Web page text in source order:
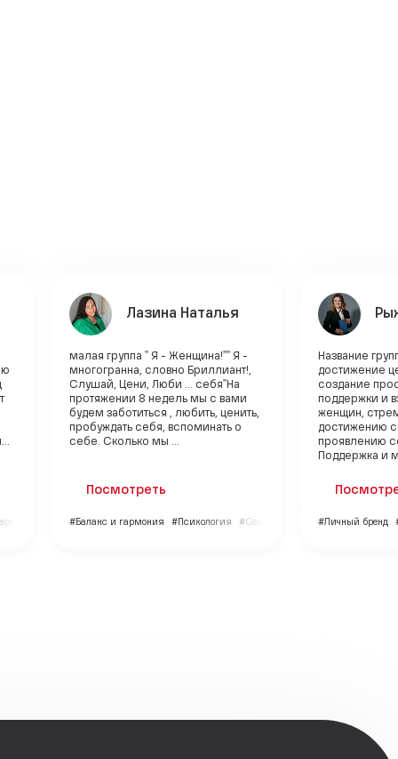
Лазина Наталья
малая группа " Я - Женщина!"" Я -
многогранна, словно Бриллиант!,
Слушай, Цени, Люби ... себя"На
протяжении 8 недель мы с вами
будем заботиться , любить, ценить,
пробуждать себя, вспоминать о
себе. Сколько мы ...
Посмотреть
#Баланс и гармония #Психология #Саморазвитие
Название
достижение
создание
поддержки и
женщин,
достижению
проявлению
Поддержка и
#Личный бренд